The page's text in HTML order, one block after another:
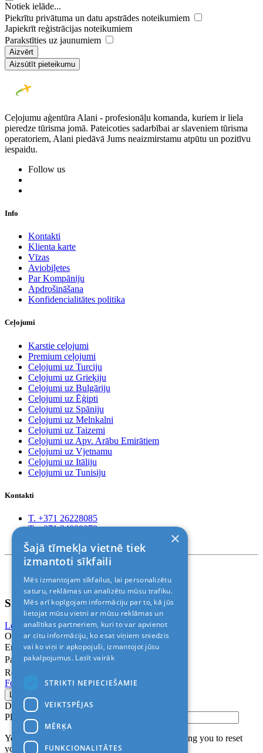
Notiek ielāde...
Piekrītu privātuma un datu apstrādes noteikumiem
Japiekrīt reģistrācijas noteikumiem
Parakstīties uz jaunumiem
Aizvērt
Aizsūtīt pieteikumu
Ceļojumu aģentūra Alani - profesionāļu komanda, kuriem ir liela
pieredze tūrisma jomā. Pateicoties sadarbībai ar slaveniem tūrisma
operatoriem, Alani piedāvā Jums neaizmirstamu atpūtu un pozitīvu
iespaidu.
Follow us
Info
Kontakti
Klienta karte
Vīzas
Aviobiļetes
Par Kompāniju
Apdrošināšana
Konfidencialitātes politika
Ceļojumi
Karstie ceļojumi
Premium ceļojumi
Ceļojumi uz Turciju
Ceļojumi uz Grieķiju
Ceļojumi uz Bulgāriju
Ceļojumi uz Ēģipti
Ceļojumi uz Spāniju
Ceļojumi uz Melnkalni
Ceļojumi uz Taizemi
Ceļojumi uz Apv. Arābu Emirātiem
Ceļojumi uz Vjetnamu
Ceļojumi uz Itāliju
Ceļojumi uz Tunisiju
Kontakti
T. +371 26228085
T. +371 24888878
© 2011-2026> «ALANI SIA»
Sign In
Login with Facebook Login with Google
Or
Email
Password
Remember me
Forgot Password?
Don’t have an account?
Please confirm login email below
You will receive an email containing a link allowing you to reset
your password to a new preferred one.
×
Šajā tīmekļa vietnē tiek
izmantoti sīkfaili
Mēs izmantojam sīkfailus, lai personalizētu
saturu, reklāmas un analizētu mūsu trafiku.
Mēs arī kopīgojam informāciju par to, kā jūs
lietojat mūsu vietni ar mūsu reklāmas un
analītikas partneriem, kuri to var apvienot
ar citu informāciju, ko esat viņiem sniedzis
vai ko viņi ir apkopojuši, izmantojot jūsu
pakalpojumus. Lasīt vairāk
STRIKTI NEPIECIEŠAMIE
VEIKTSPĒJAS
MĒRĶA
FUNKCIONALITĀTES